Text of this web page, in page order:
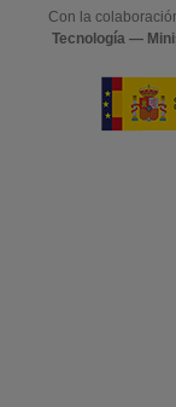
Con la
Tecnología —